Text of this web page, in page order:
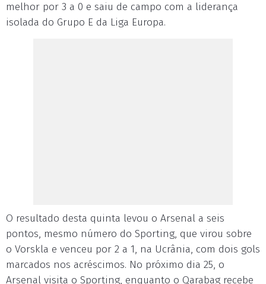
melhor por 3 a 0 e saiu de campo com a liderança
isolada do Grupo E da Liga Europa.
O resultado desta quinta levou o Arsenal a seis
pontos, mesmo número do Sporting, que virou sobre
o Vorskla e venceu por 2 a 1, na Ucrânia, com dois gols
marcados nos acréscimos. No próximo dia 25, o
Arsenal visita o Sporting, enquanto o Qarabag recebe